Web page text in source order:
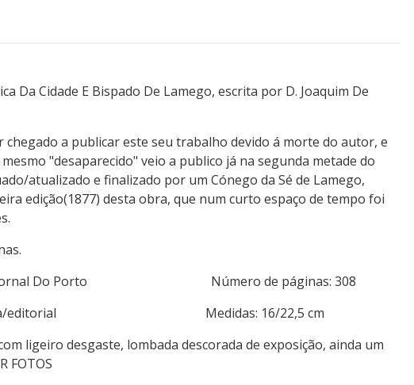
Da Cidade E Bispado De Lamego, escrita por D. Joaquim De
a publicar este seu trabalho devido á morte do autor, e
"desaparecido" veio a publico já na segunda metade do
atualizado e finalizado por um Cónego da Sé de Lamego,
edição(1877) desta obra, que num curto espaço de tempo foi
1ª/Jornal Do Porto Número de páginas: 308
dura/editorial Medidas: 16/22,5 cm
ligeiro desgaste, lombada descorada de exposição, ainda um
FOTOS